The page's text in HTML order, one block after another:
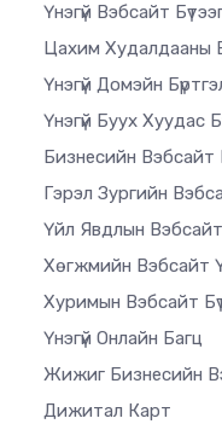
Үнэгүй Вэбсайт
Цахим Худалдааны
Үнэгүй Домэйн
Үнэгүй Буух Хуудас
Бизнесийн Вэбсайт
Гэрэл Зургийн
Үйл Явдлын Вэбсайт
Хөгжмийн Вэбсайт
Хуримын Вэбсайт
Үнэгүй Онлайн Багц
Жижиг Бизнесийн
Дижитал Карт